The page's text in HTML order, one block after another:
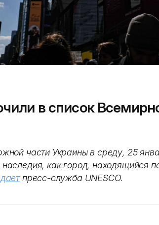
в список
части Украины в среду, 25
как город, находящийся
пресс-служба UNESCO.